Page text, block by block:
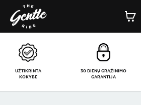
1/-
UŽTIKRINTA
KOKYBĖ
30 DIENŲ GRĄŽINIMO
GARANTIJA